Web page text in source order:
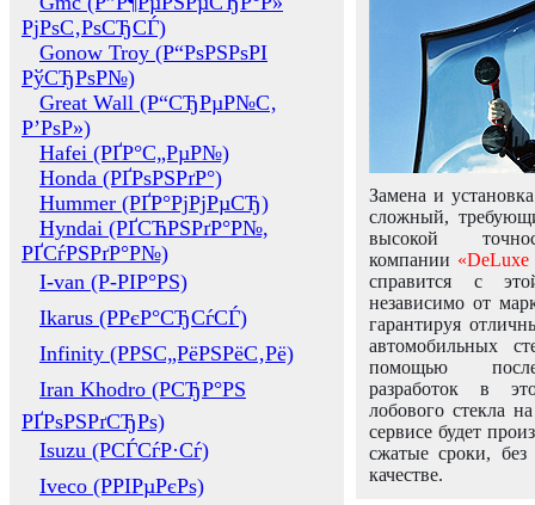
РјРѕС‚РѕСЂСЃ)
Gonow Troy (Р“РѕРЅРѕРІ
РўСЂРѕР№)
Great Wall (Р“СЂРµР№С‚
Р’РѕР»)
Hafei (РҐР°С„РµР№)
Honda (РҐРѕРЅРґР°)
Hummer (РҐР°РјРјРµСЂ)
Hyndai (РҐСЋРЅРґР°Р№,
РҐСѓРЅРґР°Р№)
I-van (Р-РІР°РЅ)
Ikarus (РРєР°СЂСѓСЃ)
Infinity (РРЅС„РёРЅРёС‚Рё)
Iran Khodro (РСЂР°РЅ
РҐРѕРЅРґСЂРѕ)
Isuzu (РСЃСѓР·Сѓ)
Iveco (РРІРµРєРѕ)
Замена и
сложный,
высокой
компании «DeLuxe
справится с
независимо от
гарантируя
автомобильных
помощью
разработок в
лобового стекла
сервисе будет
сжатые сроки,
качестве.